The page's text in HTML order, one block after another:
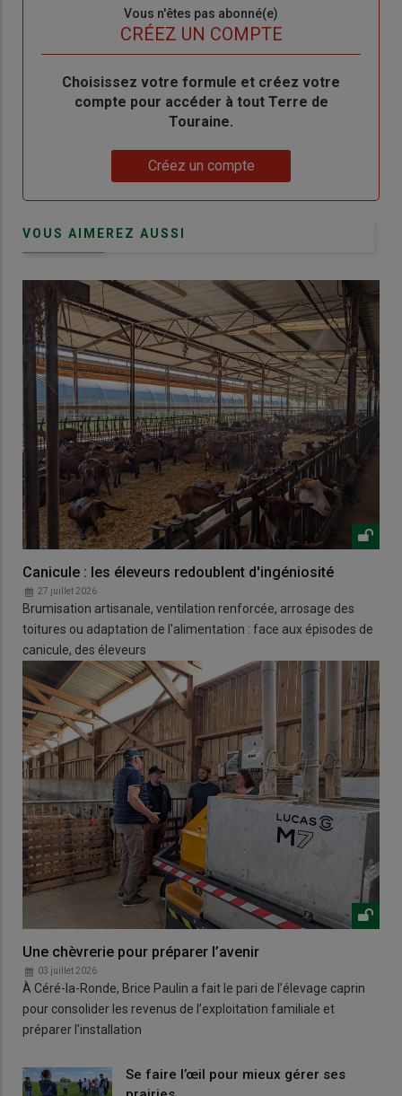
Vous n'êtes pas abonné(e)
CRÉEZ UN COMPTE
BodyChoisissez votre formule et créez votre
compte pour accéder à tout Terre de
Touraine.
Créez un compte
VOUS AIMEREZ AUSSI
Canicule : les éleveurs redoublent d'ingéniosité
27 juillet 2026
Brumisation artisanale, ventilation renforcée, arrosage des
toitures ou adaptation de l'alimentation : face aux épisodes de
canicule, des éleveurs
Une chèvrerie pour préparer l’avenir
03 juillet 2026
À Céré-la-Ronde, Brice Paulin a fait le pari de l’élevage caprin
pour consolider les revenus de l’exploitation familiale et
préparer l’installation
Se faire l’œil pour mieux gérer ses